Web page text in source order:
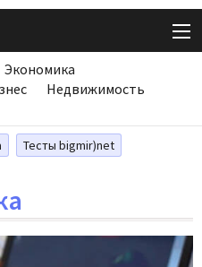
Экономика
Недвижимость
Тесты bigmir)net